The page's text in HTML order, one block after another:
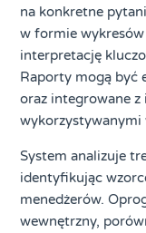
na konkretne
w formie wykresów
interpretację
Raporty mogą być
oraz integrowane
wykorzystywanymi
System analizuje
identyfikując
menedżerów.
wewnętrzny,